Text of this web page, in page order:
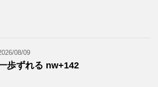
08/09
歩ずれる nw+142